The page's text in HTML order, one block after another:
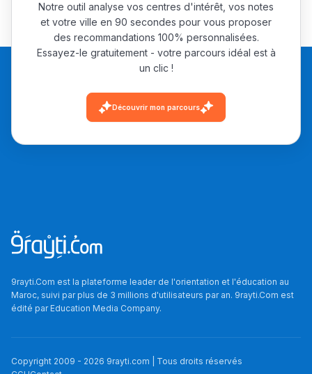
باش تقدر تساعد الناس
يلقاو التوازن من الدّاخل
ومن الخارج، بشرى
أمسكين بنات مسارها
خطوة بخطوة - مترجم
القراية و الخدمة فمجال
تقويم البصر مع المختصّة
مريم الزواكي
2011 بدّلاتني بزّاف، مسار
إلياس أريدال، إطار
مهنة التّرجمة، العمل
التّطوّعي، التّشبيك و
Notre outil analyse vos centres d'intérêt, vos notes
et votre ville en 90 secondes pour vous proposer
des recommandations 100% personnalisées.
Essayez-le gratuitement - votre parcours idéal est à
un clic !
Découvrir mon parcours
9rayti.Com est la plateforme leader de l'orientation et l'éducation au
Maroc, suivi par plus de 3 millions d'utilisateurs par an. 9rayti.Com est
édité parEducation Media Company.
Copyright 2009 - 2026 9rayti.com | Tous droits réservés